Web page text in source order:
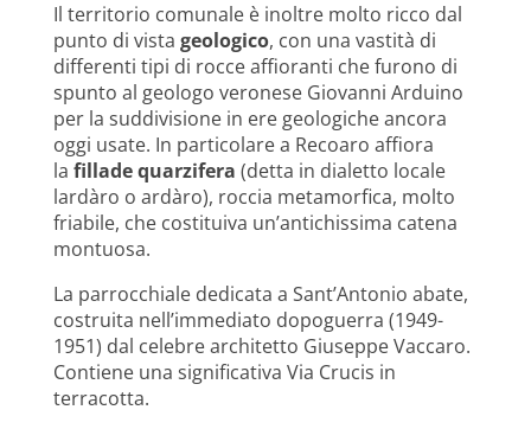
Il territorio comunale è inoltre molto ricco dal
punto di vista geologico, con una vastità di
differenti tipi di rocce affioranti che furono di
spunto al geologo veronese Giovanni Arduino
per la suddivisione in ere geologiche ancora
oggi usate. In particolare a Recoaro affiora
la fillade quarzifera (detta in dialetto locale
lardàro o ardàro), roccia metamorfica, molto
friabile, che costituiva un’antichissima catena
montuosa.
La parrocchiale dedicata a Sant’Antonio abate,
costruita nell’immediato dopoguerra (1949-
1951) dal celebre architetto Giuseppe Vaccaro.
Contiene una significativa Via Crucis in
terracotta.